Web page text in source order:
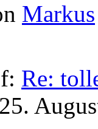
Markus
Re: